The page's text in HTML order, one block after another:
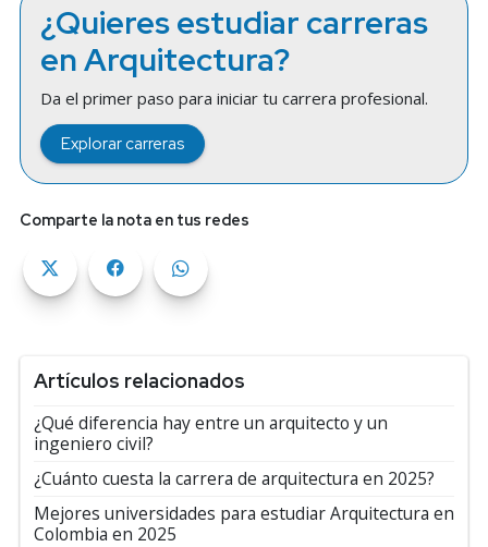
¿Quieres estudiar carreras
en Arquitectura?
Da el primer paso para iniciar tu carrera profesional.
Explorar carreras
Comparte la nota en tus redes
Artículos relacionados
¿Qué diferencia hay entre un arquitecto y un
ingeniero civil?
¿Cuánto cuesta la carrera de arquitectura en 2025?
Mejores universidades para estudiar Arquitectura en
Colombia en 2025